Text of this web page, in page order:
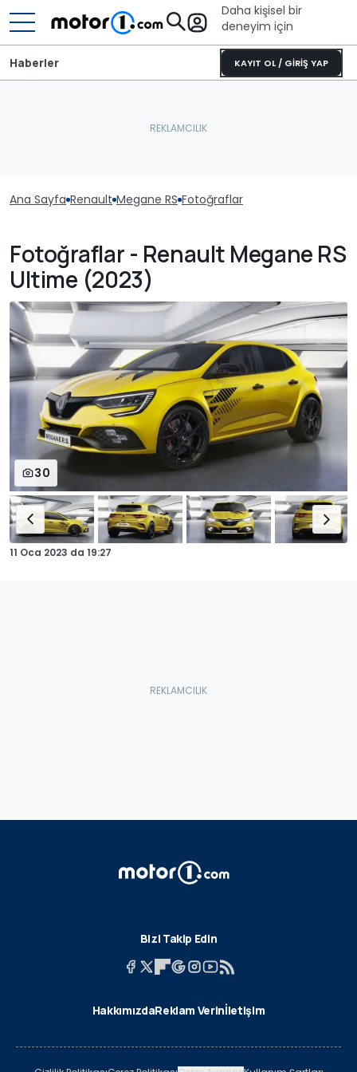
Daha kişisel bir
deneyim için
KAYIT OL / GİRİŞ YAP
Haberler
Ana Sayfa Renault Megane RS Fotoğraflar
Fotoğraflar - Renault Megane RS
Ultime (2023)
30
11 Oca 2023 da 19:27
Bizi Takip Edin
HakkımızdaReklam Verinİletişim